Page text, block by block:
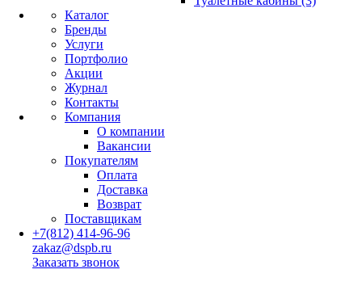
Каталог
Бренды
Услуги
Портфолио
Акции
Журнал
Контакты
Компания
О компании
Вакансии
Покупателям
Оплата
Доставка
Возврат
Поставщикам
+7(812) 414-96-96
zakaz@dspb.ru
Заказать звонок